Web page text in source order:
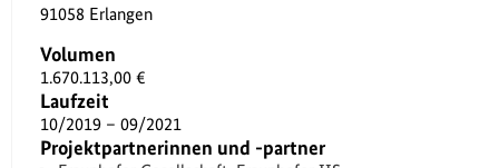
91058 Erlangen
Volumen
1.670.113,00 €
Laufzeit
10/2019 – 09/2021
Projektpartnerinnen und -partner